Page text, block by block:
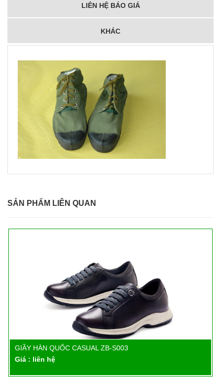
LIÊN HỆ BÁO GIÁ
KHÁC
SẢN PHẨM LIÊN QUAN
Chi tiết
GIẦY HÀN QUỐC CASUAL ZB-S003
Giá : liên hệ